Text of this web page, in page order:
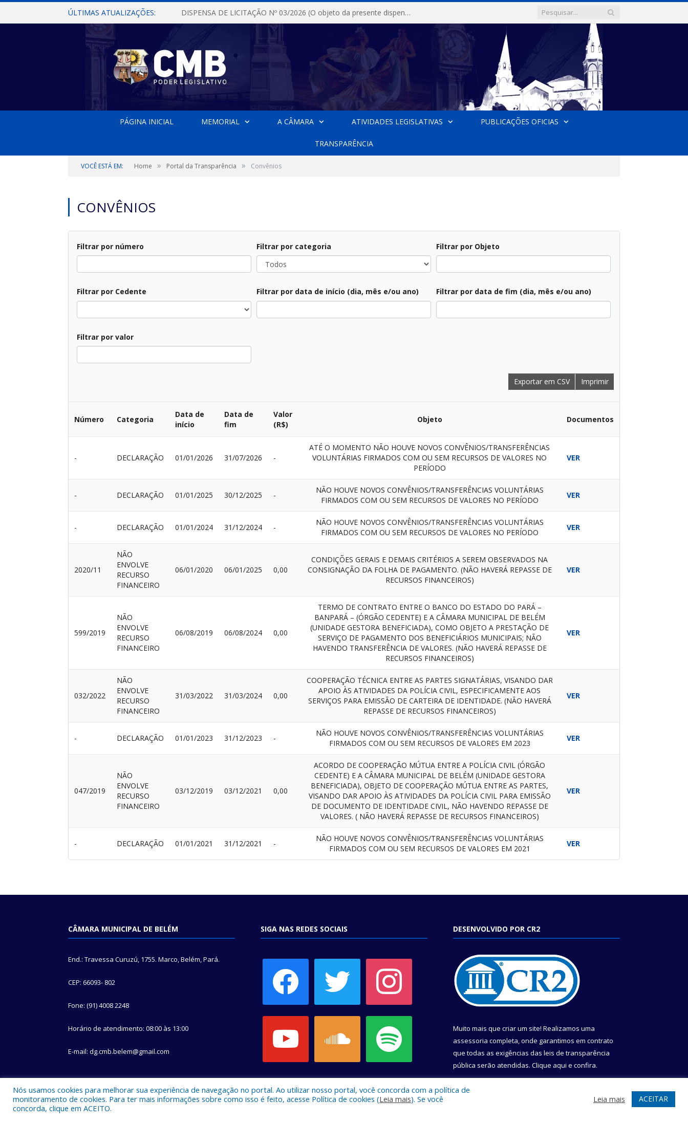
ÚLTIMAS ATUALIZAÇÕES: DISPENSA DE LICITAÇÃO Nº 03/2026 (O objeto da presente dispensa é a escolha da proposta mais vantajosa para a aquisição, de aparelhos de ar condicionado, tipo Split, com material de instalação e fogão industrial, conforme condições, quantidades e exigências estabelecidas no termo de referencia e neste aviso de contratação direta e seus anexos)
PÁGINA INICIAL MEMORIAL A CÂMARA ATIVIDADES LEGISLATIVAS PUBLICAÇÕES OFICIAS
TRANSPARÊNCIA
VOCÊ ESTÁ EM: Home » Portal da Transparência » Convênios
CONVÊNIOS
Filtrar por número Filtrar por categoria Filtrar por Objeto
Filtrar por Cedente Filtrar por data de início (dia, mês e/ou ano) Filtrar por data de fim (dia, mês e/ou ano)
Filtrar por valor
Exportar em CSV Imprimir
Número Categoria
Data de
início
Data de
fim
Valor
(R$)
Objeto Documentos
- DECLARAÇÃO 01/01/2026 31/07/2026 -
ATÉ O MOMENTO NÃO HOUVE NOVOS CONVÊNIOS/TRANSFERÊNCIAS
VOLUNTÁRIAS FIRMADOS COM OU SEM RECURSOS DE VALORES NO
PERÍODO
VER
- DECLARAÇÃO 01/01/2025 30/12/2025 -
NÃO HOUVE NOVOS CONVÊNIOS/TRANSFERÊNCIAS VOLUNTÁRIAS
FIRMADOS COM OU SEM RECURSOS DE VALORES NO PERÍODO
VER
- DECLARAÇÃO 01/01/2024 31/12/2024 -
NÃO HOUVE NOVOS CONVÊNIOS/TRANSFERÊNCIAS VOLUNTÁRIAS
FIRMADOS COM OU SEM RECURSOS DE VALORES NO PERÍODO
VER
2020/11
NÃO
ENVOLVE
RECURSO
FINANCEIRO
06/01/2020 06/01/2025 0,00
CONDIÇÕES GERAIS E DEMAIS CRITÉRIOS A SEREM OBSERVADOS NA
CONSIGNAÇÃO DA FOLHA DE PAGAMENTO. (NÃO HAVERÁ REPASSE DE
RECURSOS FINANCEIROS)
VER
599/2019
NÃO
ENVOLVE
RECURSO
FINANCEIRO
06/08/2019 06/08/2024 0,00
TERMO DE CONTRATO ENTRE O BANCO DO ESTADO DO PARÁ –
BANPARÁ – (ÓRGÃO CEDENTE) E A CÂMARA MUNICIPAL DE BELÉM
(UNIDADE GESTORA BENEFICIADA), COMO OBJETO A PRESTAÇÃO DE
SERVIÇO DE PAGAMENTO DOS BENEFICIÁRIOS MUNICIPAIS; NÃO
HAVENDO TRANSFERÊNCIA DE VALORES. (NÃO HAVERÁ REPASSE DE
RECURSOS FINANCEIROS)
VER
032/2022
NÃO
ENVOLVE
RECURSO
FINANCEIRO
31/03/2022 31/03/2024 0,00
COOPERAÇÃO TÉCNICA ENTRE AS PARTES SIGNATÁRIAS, VISANDO DAR
APOIO ÀS ATIVIDADES DA POLÍCIA CIVIL, ESPECIFICAMENTE AOS
SERVIÇOS PARA EMISSÃO DE CARTEIRA DE IDENTIDADE. (NÃO HAVERÁ
REPASSE DE RECURSOS FINANCEIROS)
VER
- DECLARAÇÃO 01/01/2023 31/12/2023 -
NÃO HOUVE NOVOS CONVÊNIOS/TRANSFERÊNCIAS VOLUNTÁRIAS
FIRMADOS COM OU SEM RECURSOS DE VALORES EM 2023
VER
047/2019
NÃO
ENVOLVE
RECURSO
FINANCEIRO
03/12/2019 03/12/2021 0,00
ACORDO DE COOPERAÇÃO MÚTUA ENTRE A POLÍCIA CIVIL (ÓRGÃO
CEDENTE) E A CÂMARA MUNICIPAL DE BELÉM (UNIDADE GESTORA
BENEFICIADA), OBJETO DE COOPERAÇÃO MÚTUA ENTRE AS PARTES,
VISANDO DAR APOIO ÀS ATIVIDADES DA POLÍCIA CIVIL PARA EMISSÃO
DE DOCUMENTO DE IDENTIDADE CIVIL, NÃO HAVENDO REPASSE DE
VALORES. ( NÃO HAVERÁ REPASSE DE RECURSOS FINANCEIROS)
VER
- DECLARAÇÃO 01/01/2021 31/12/2021 -
NÃO HOUVE NOVOS CONVÊNIOS/TRANSFERÊNCIAS VOLUNTÁRIAS
FIRMADOS COM OU SEM RECURSOS DE VALORES EM 2021
VER
CÂMARA MUNICIPAL DE BELÉM
End.: Travessa Curuzú, 1755. Marco, Belém, Pará.
CEP: 66093- 802
Fone: (91) 4008 2248
Horário de atendimento: 08:00 às 13:00
E-mail: dg.cmb.belem@gmail.com
SIGA NAS REDES SOCIAIS DESENVOLVIDO POR CR2
Muito mais que criar um site! Realizamos uma
assessoria completa, onde garantimos em contrato
que todas as exigências das leis de transparência
pública serão atendidas. Clique aqui e confira.
Conheça o
Nós usamos cookies para melhorar sua experiência de navegação no portal. Ao utilizar nosso portal, você concorda com a política de
monitoramento de cookies. Para ter mais informações sobre como isso é feito, acesse Política de cookies (Leia mais). Se você
concorda, clique em ACEITO.
Leia mais ACEITAR